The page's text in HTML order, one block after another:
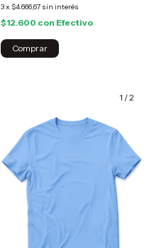
3x $4.666,67 sin interés
$12.600 con Efectivo
Comprar
1 /2